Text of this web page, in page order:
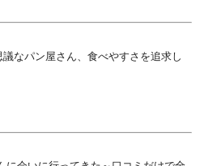
なパン屋さん、食べやすさを追求し